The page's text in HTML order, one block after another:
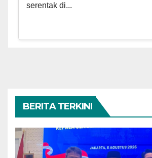
serentak di...
BERITA TERKINI